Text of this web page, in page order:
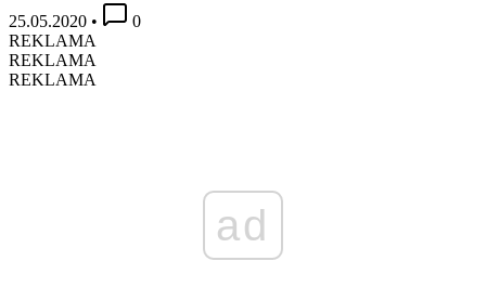
25.05.2020 •
0
REKLAMA
REKLAMA
REKLAMA
ad